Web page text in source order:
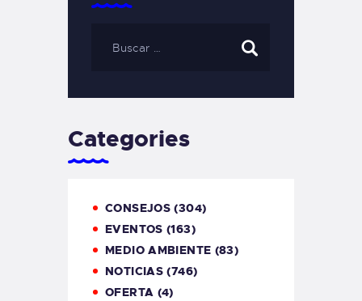
Categories
CONSEJOS (304)
EVENTOS (163)
MEDIO AMBIENTE (83)
NOTICIAS (746)
OFERTA (4)